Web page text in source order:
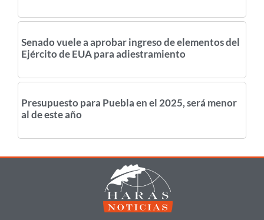
Senado vuele a aprobar ingreso de elementos del
Ejército de EUA para adiestramiento
Presupuesto para Puebla en el 2025, será menor
al de este año